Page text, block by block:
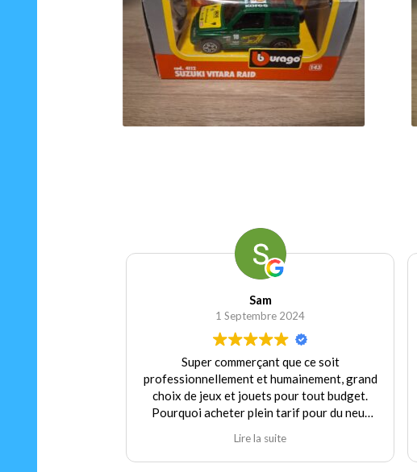
15.00€
Ajouter au panier
Sam
1 Septembre 2024
Super commerçant que ce soit
professionnellement et humainement, grand
choix de jeux et jouets pour tout budget.
Pourquoi acheter plein tarif pour du neuf
magasin de l'occasion en parfait état à prix
modéré! Encore merci au gérant qui
Lire la suite